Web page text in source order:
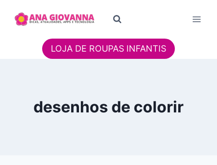
para
LOJA DE ROUPAS INFANTIS
desenhos de colorir